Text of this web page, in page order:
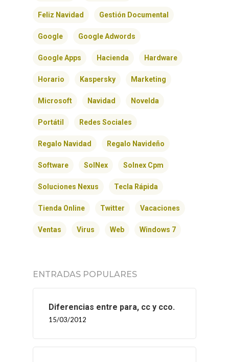
Feliz Navidad Gestión Documental
Google Google Adwords
Google Apps Hacienda Hardware
Horario Kaspersky Marketing
Microsoft Navidad Novelda
Portátil Redes Sociales
Regalo Navidad Regalo Navideño
Software SolNex Solnex Cpm
Soluciones Nexus Tecla Rápida
Tienda Online Twitter Vacaciones
Ventas Virus Web Windows 7
ENTRADAS POPULARES
Diferencias entre para, cc y cco.
15/03/2012
SOLNEX
SERVICIOS
BLOG